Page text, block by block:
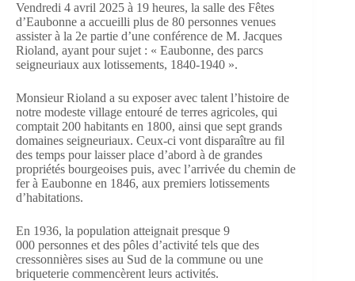
Vendredi 4 avril 2025 à 19 heures, la salle des Fêtes
d’Eaubonne a accueilli plus de 80 personnes venues
assister à la 2e partie d’une conférence de M. Jacques
Rioland, ayant pour sujet : « Eaubonne, des parcs
seigneuriaux aux lotissements, 1840-1940 ».
Monsieur Rioland a su exposer avec talent l’histoire de
notre modeste village entouré de terres agricoles, qui
comptait 200 habitants en 1800, ainsi que sept grands
domaines seigneuriaux. Ceux-ci vont disparaître au fil
des temps pour laisser place d’abord à de grandes
propriétés bourgeoises puis, avec l’arrivée du chemin de
fer à Eaubonne en 1846, aux premiers lotissements
d’habitations.
En 1936, la population atteignait presque 9
000 personnes et des pôles d’activité tels que des
cressonnières sises au Sud de la commune ou une
briqueterie commencèrent leurs activités.